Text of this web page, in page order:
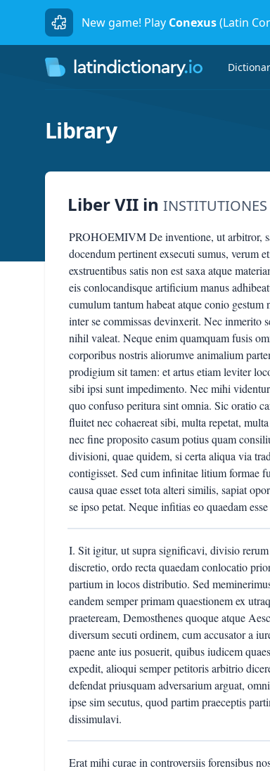
New game! Play Conexus(Latin
Library
Liber VII in INSTITUTIONES
PROHOEMIVM De inventione, ut arbitror,
docendum pertinent exsecuti sumus, verum
exstruentibus satis non est saxa atque
eis conlocandisque artificium manus
cumulum tantum habeat atque conio
inter se commissas devinxerit. Nec inmerito
nihil valeat. Neque enim quamquam fusis
corporibus nostris aliorumve animalium
prodigium sit tamen: et artus etiam leviter
sibi ipsi sunt impedimento. Nec mihi
quo confuso peritura sint omnia. Sic oratio
fluitet nec cohaereat sibi, multa repetat,
nec fine proposito casum potius quam
divisioni, quae quidem, si certa aliqua via
contigisset. Sed cum infinitae litium formae
causa quae esset tota alteri similis, sapiat
se ipso petat. Neque infitias eo quaedam
I. Sit igitur, ut supra significavi, divisio
discretio, ordo recta quaedam conlocatio
partium in locos distributio. Sed
eandem semper primam quaestionem ex
praeteream, Demosthenes quoque atque
diversum secuti ordinem, cum accusator a
paene ante ius posuerit, quibus iudicem
expedit, alioqui semper petitoris arbitrio
defendat priusquam adversarium arguat,
ipse sim secutus, quod partim praeceptis
dissimulavi.
Erat mihi curae in controversiis forensibus